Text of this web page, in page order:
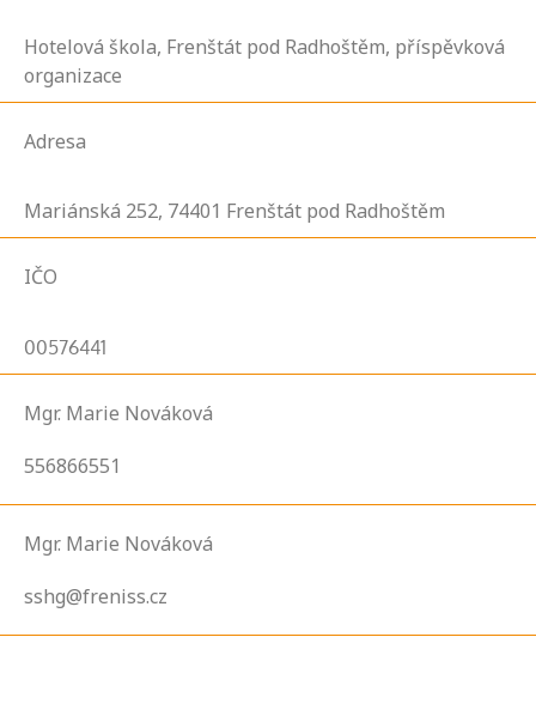
Hotelová škola, Frenštát pod Radhoštěm, příspěvková
organizace
Adresa
Mariánská 252, 74401 Frenštát pod Radhoštěm
IČO
00576441
Mgr. Marie Nováková
556866551
Mgr. Marie Nováková
sshg@freniss.cz